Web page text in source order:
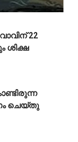
22
ശിക്ഷ
ചെയ്‌തു